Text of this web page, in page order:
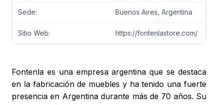
Sede: Buenos Aires, Argentina
Sitio Web: https://fontenlastore.com/
Fontenla es una empresa argentina que se destaca
en la fabricación de muebles y ha tenido una fuerte
presencia en Argentina durante más de 70 años. Su